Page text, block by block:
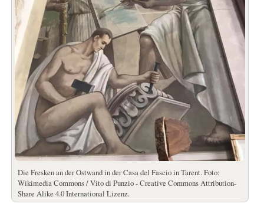
Die Fresken an der Ostwand in der Casa del Fascio in Tarent. Foto:
Wikimedia Commons / Vito di Punzio - Creative Commons Attribution-
Share Alike 4.0 International Lizenz.